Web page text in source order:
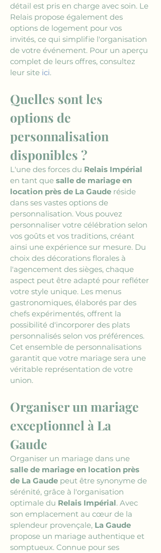
détail est pris en charge avec soin. Le
Relais propose également des
options de logement pour vos
invités, ce qui simplifie l'organisation
de votre événement. Pour un aperçu
complet de leurs offres, consultez
leur site ici.
Quelles sont les
options de
personnalisation
disponibles ?
L'une des forces du Relais Impérial
en tant que salle de mariage en
location près de La Gaude réside
dans ses vastes options de
personnalisation. Vous pouvez
personnaliser votre célébration selon
vos goûts et vos traditions, créant
ainsi une expérience sur mesure. Du
choix des décorations florales à
l'agencement des sièges, chaque
aspect peut être adapté pour refléter
votre style unique. Les menus
gastronomiques, élaborés par des
chefs expérimentés, offrent la
possibilité d'incorporer des plats
personnalisés selon vos préférences.
Cet ensemble de personnalisations
garantit que votre mariage sera une
véritable représentation de votre
union.
Organiser un mariage
exceptionnel à La
Gaude
Organiser un mariage dans une
salle de mariage en location près
de La Gaude peut être synonyme de
sérénité, grâce à l'organisation
optimale du Relais Impérial. Avec
son emplacement au cœur de la
splendeur provençale, La Gaude
propose un mariage authentique et
somptueux. Connue pour ses